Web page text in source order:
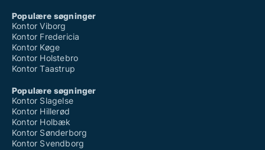
Populære søgninger
Kontor Viborg
Kontor Fredericia
Kontor Køge
Kontor Holstebro
Kontor Taastrup
Populære søgninger
Kontor Slagelse
Kontor Hillerød
Kontor Holbæk
Kontor Sønderborg
Kontor Svendborg